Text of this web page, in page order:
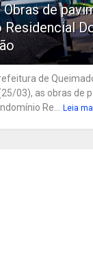
Obras de
Residencial
de
03), as obras de
Re...
Leia